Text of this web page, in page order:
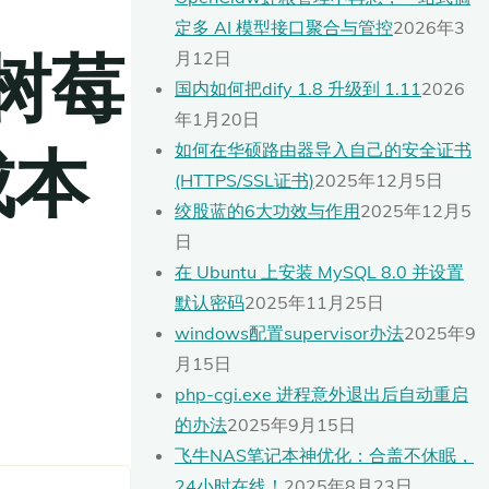
莓
定多 AI 模型接口聚合与管控2026年3
月12日
国内如何把dify 1.8 升级到 1.11 2026
年1月20日
如何在华硕路由器导入自己的安全证书
(HTTPS/SSL证书)2025年12月5日
绞股蓝的6大功效与作用2025年12月5
日
在 Ubuntu 上安装 MySQL 8.0 并设置
默认密码2025年11月25日
windows配置supervisor办法2025年9
月15日
php-cgi.exe 进程意外退出后自动重启
的办法2025年9月15日
飞牛NAS笔记本神优化：合盖不休眠，